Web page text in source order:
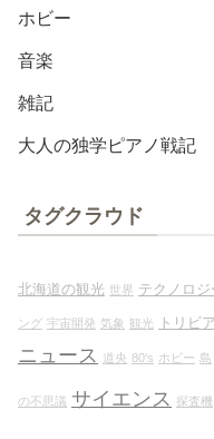
ホビー
音楽
雑記
大人の独学ピアノ戦記
タグクラウド
北海道の観光 世界 テクノロジ
ング 宇宙開発 気象 観光 トリビア
ニュース 道央 80's ホビー 島
の不思議 サイエンス 探査機